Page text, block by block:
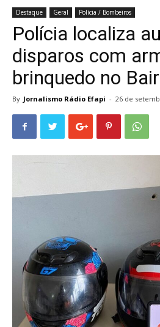
Destaque Geral Polícia / Bombeiros
Polícia localiza
disparos com
brinquedo no
By Jornalismo Rádio Efapi - 26 de